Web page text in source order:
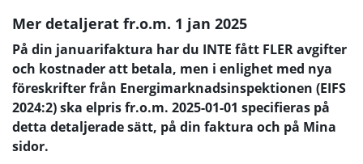
Mer detaljerat fr.o.m. 1 jan 2025
På din januarifaktura har du INTE fått FLER avgifter
och kostnader att betala, men i enlighet med nya
föreskrifter från Energimarknadsinspektionen (EIFS
2024:2) ska elpris fr.o.m. 2025-01-01 specifieras på
detta detaljerade sätt, på din faktura och på Mina
sidor.